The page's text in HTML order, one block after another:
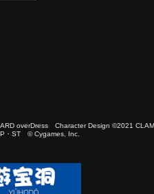
overDress Character Design ©2021
・ST © Cygames, Inc.